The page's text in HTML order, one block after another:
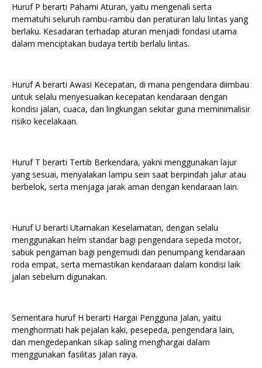
Huruf P berarti Pahami Aturan, yaitu mengenali serta
mematuhi seluruh rambu-rambu dan peraturan lalu lintas yang
berlaku. Kesadaran terhadap aturan menjadi fondasi utama
dalam menciptakan budaya tertib berlalu lintas.
Huruf A berarti Awasi Kecepatan, di mana pengendara diimbau
untuk selalu menyesuaikan kecepatan kendaraan dengan
kondisi jalan, cuaca, dan lingkungan sekitar guna meminimalisir
risiko kecelakaan.
Huruf T berarti Tertib Berkendara, yakni menggunakan lajur
yang sesuai, menyalakan lampu sein saat berpindah jalur atau
berbelok, serta menjaga jarak aman dengan kendaraan lain.
Huruf U berarti Utamakan Keselamatan, dengan selalu
menggunakan helm standar bagi pengendara sepeda motor,
sabuk pengaman bagi pengemudi dan penumpang kendaraan
roda empat, serta memastikan kendaraan dalam kondisi laik
jalan sebelum digunakan.
Sementara huruf H berarti Hargai Pengguna Jalan, yaitu
menghormati hak pejalan kaki, pesepeda, pengendara lain,
dan mengedepankan sikap saling menghargai dalam
menggunakan fasilitas jalan raya.